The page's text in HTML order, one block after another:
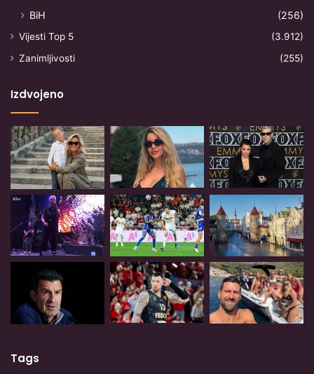
BiH (256)
Vijesti Top 5
(3.912)
Zanimljivosti
(255)
Izdvojeno
Tags